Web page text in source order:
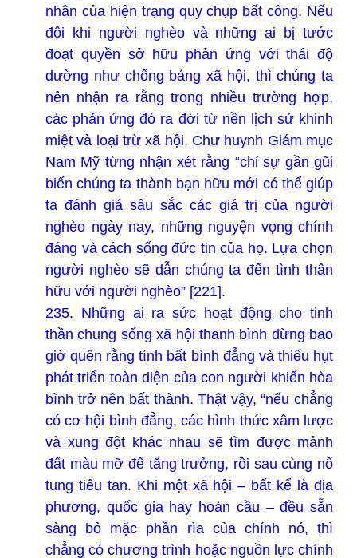
nhân của hiện trạng quy chụp bất công. Nếu
đôi khi người nghèo và những ai bị tước
đoạt quyền sở hữu phản ứng với thái độ
dường như chống báng xã hội, thì chúng ta
nên nhận ra rằng trong nhiều trường hợp,
các phản ứng đó ra đời từ nền lịch sử khinh
miệt và loại trừ xã hội. Chư huynh Giám mục
Nam Mỹ từng nhận xét rằng “chỉ sự gần gũi
biến chúng ta thành bạn hữu mới có thể giúp
ta đánh giá sâu sắc các giá trị của người
nghèo ngày nay, những nguyện vọng chính
đáng và cách sống đức tin của họ. Lựa chọn
người nghèo sẽ dẫn chúng ta đến tình thân
hữu với người nghèo” [221].
235. Những ai ra sức hoạt động cho tinh
thần chung sống xã hội thanh bình đừng bao
giờ quên rằng tính bất bình đẳng và thiếu hụt
phát triển toàn diện của con người khiến hòa
bình trở nên bất thành. Thật vậy, “nếu chẳng
có cơ hội bình đẳng, các hình thức xâm lược
và xung đột khác nhau sẽ tìm được mảnh
đất màu mỡ để tăng trưởng, rồi sau cùng nổ
tung tiêu tan. Khi một xã hội – bất kể là địa
phương, quốc gia hay hoàn cầu – đều sẵn
sàng bỏ mặc phần rìa của chính nó, thì
chẳng có chương trình hoặc nguồn lực chính